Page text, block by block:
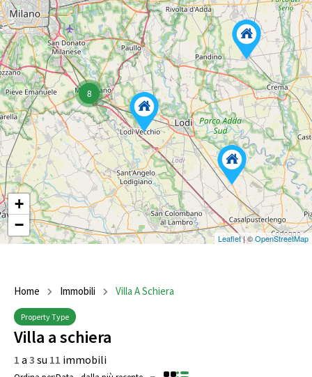
8
+
−
Leaflet| ©OpenStreetMap
Home Immobili Villa A Schiera
Property Type
Villa a schiera
1 a 3 su 11 immobili